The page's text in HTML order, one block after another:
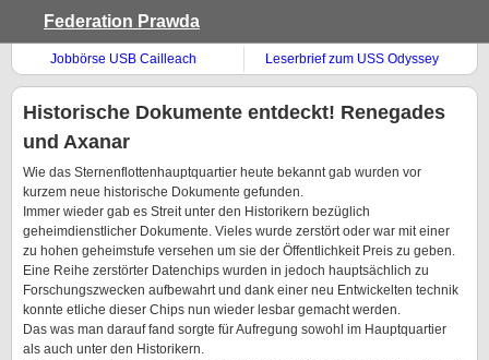
Federation Prawda
Jobbörse USB Cailleach
Leserbrief zum USS Odyssey
Artikel
Historische Dokumente entdeckt! Renegades
und Axanar
Wie das Sternenflottenhauptquartier heute bekannt gab wurden vor
kurzem neue historische Dokumente gefunden.
Immer wieder gab es Streit unter den Historikern bezüglich
geheimdienstlicher Dokumente. Vieles wurde zerstört oder war mit einer
zu hohen geheimstufe versehen um sie der Öffentlichkeit Preis zu geben.
Eine Reihe zerstörter Datenchips wurden in jedoch hauptsächlich zu
Forschungszwecken aufbewahrt und dank einer neu Entwickelten technik
konnte etliche dieser Chips nun wieder lesbar gemacht werden.
Das was man darauf fand sorgte für Aufregung sowohl im Hauptquartier
als auch unter den Historikern.